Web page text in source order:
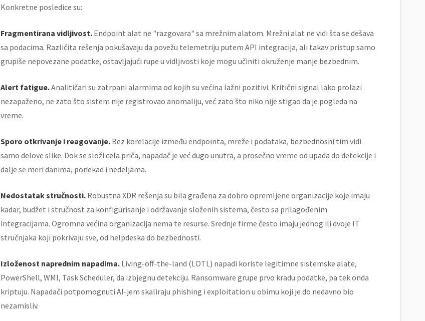
Konkretne posledice su:
Fragmentirana vidljivost. Endpoint alat ne "razgovara" sa mrežnim alatom. Mrežni alat ne vidi šta se dešava
sa podacima. Različita rešenja pokušavaju da povežu telemetriju putem API integracija, ali takav pristup samo
grupiše nepovezane podatke, ostavljajući rupe u vidljivosti koje mogu učiniti okruženje manje bezbednim.
Alert fatigue.Analitičari su zatrpani alarmima od kojih su većina lažni pozitivi. Kritični signal lako prolazi
nezapaženo, ne zato što sistem nije registrovao anomaliju, već zato što niko nije stigao da je pogleda na
vreme.
Sporo otkrivanje i reagovanje. Bez korelacije između endpointa, mreže i podataka, bezbednosni tim vidi
samo delove slike. Dok se složi cela priča, napadač je već dugo unutra, a prosečno vreme od upada do detekcije i
dalje se meri danima, ponekad i nedeljama.
Nedostatak stručnosti. Robustna XDR rešenja su bila građena za dobro opremljene organizacije koje imaju
kadar, budžet i stručnost za konfigurisanje i održavanje složenih sistema, često sa prilagođenim
integracijama. Ogromna većina organizacija nema te resurse. Srednje firme često imaju jednog ili dvoje IT
stručnjaka koji pokrivaju sve, od helpdeska do bezbednosti.
Izloženost naprednim napadima. Living-off-the-land (LOTL) napadi koriste legitimne sistemske alate,
PowerShell, WMI, Task Scheduler, da izbjegnu detekciju. Ransomware grupe prvo kradu podatke, pa tek onda
kriptuju. Napadači potpomognuti AI-jem skaliraju phishing i exploitation u obimu koji je do nedavno bio
nezamisliv.